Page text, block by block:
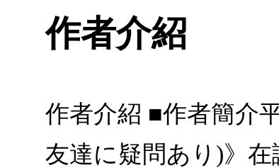
作者介紹
作者介紹 ■作者簡介
友達に疑問あり)》